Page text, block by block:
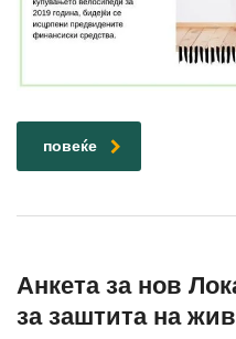
повеќе
Анкета за нов
за заштита на